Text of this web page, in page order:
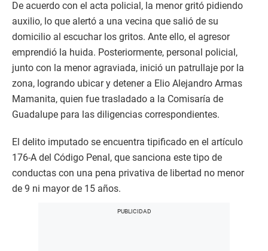
De acuerdo con el acta policial, la menor gritó pidiendo
auxilio, lo que alertó a una vecina que salió de su
domicilio al escuchar los gritos. Ante ello, el agresor
emprendió la huida. Posteriormente, personal policial,
junto con la menor agraviada, inició un patrullaje por la
zona, logrando ubicar y detener a Elio Alejandro Armas
Mamanita, quien fue trasladado a la Comisaría de
Guadalupe para las diligencias correspondientes.
El delito imputado se encuentra tipificado en el artículo
176-A del Código Penal, que sanciona este tipo de
conductas con una pena privativa de libertad no menor
de 9 ni mayor de 15 años.